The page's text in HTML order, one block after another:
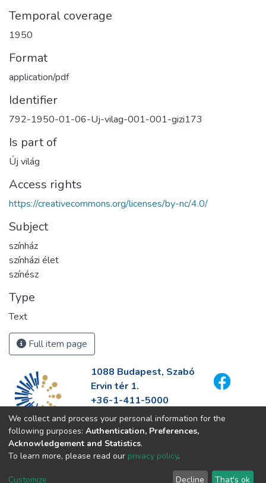
Temporal coverage
1950
Format
application/pdf
Identifier
792-1950-01-06-Uj-vilag-001-001-gizi173
Is part of
Új világ
Access rights
https://creativecommons.org/licenses/by-nc/4.0/
Subject
színház
színházi élet
színész
Type
Text
Full item page
1088 Budapest, Szabó
Ervin tér 1.
+36-1-411-5000
info@fszek.hu
https://fszek.hu
We collect and process your personal information for the
following purposes: Authentication, Preferences,
Acknowledgement and Statistics.
To learn more, please read our privacy policy.
Customize Decline That's ok